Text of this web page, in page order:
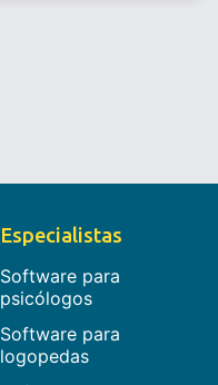
Especialistas
Software para
psicólogos
Software para
logopedas